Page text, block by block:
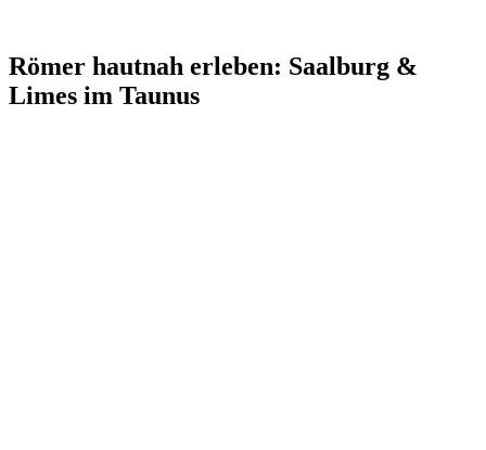
Römer hautnah erleben: Saalburg &
Limes im Taunus